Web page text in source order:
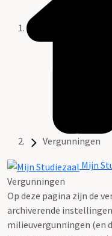
Vergunningen
Mijn
Vergunningen
Op deze pagina zijn de
archiverende
milieuvergunningen (en